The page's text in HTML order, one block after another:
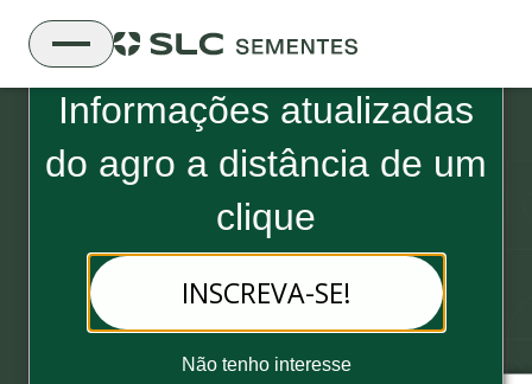
Boletim Informativo da SLC Sementes
Informações atualizadas
do agro a distância de um
clique
INSCREVA-SE!
Não tenho interesse
18 de maio, 2021 - 2 minutos de leitura
SLC Agrícola divulga aumento
de 140,9% em seu lucro no